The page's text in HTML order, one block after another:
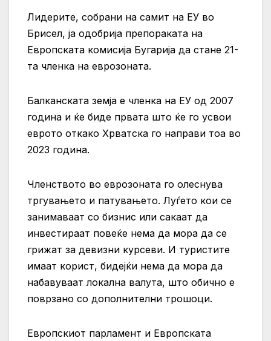
Лидерите, собрани на самит на ЕУ во
Брисел, ја одобрија препораката на
Европската комисија Бугарија да стане 21-
та членка на еврозоната.
Балканската земја е членка на ЕУ од 2007
година и ќе биде првата што ќе го усвои
еврото откако Хрватска го направи тоа во
2023 година.
Членството во еврозоната го олеснува
тргувањето и патувањето. Луѓето кои се
занимаваат со бизнис или сакаат да
инвестираат повеќе нема да мора да се
грижат за девизни курсеви. И туристите
имаат корист, бидејќи нема да мора да
набавуваат локална валута, што обично е
поврзано со дополнителни трошоци.
Европскиот парламент и Европската